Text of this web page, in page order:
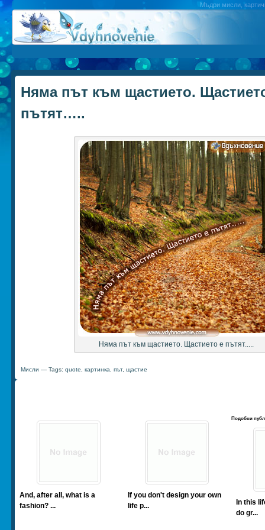
Мъдри мисли,
Няма път към щастието.
пътят…..
Няма път към щастието. Щастието е пътят.....
Мисли — Tags: quote картинка път, щастие
Подобни
And, after all, what is a
fashion? ...
If you don't design your own
life p...
In this
do gr...